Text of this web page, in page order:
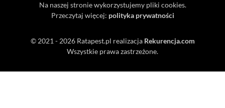
Na naszej stronie wykorzystujemy pliki cookies.
Przeczytaj więcej: polityka prywatności
© 2021 - 2026 Ratapest.pl realizacja Rekurencja.com
Wszystkie prawa zastrzeżone.